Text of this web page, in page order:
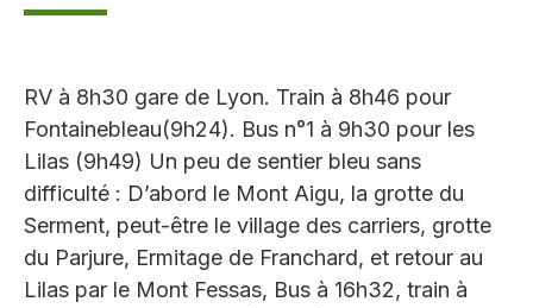
RV à 8h30 gare de Lyon. Train à 8h46 pour
Fontainebleau(9h24). Bus n°1 à 9h30 pour les
Lilas (9h49) Un peu de sentier bleu sans
difficulté : D’abord le Mont Aigu, la grotte du
Serment, peut-être le village des carriers, grotte
du Parjure, Ermitage de Franchard, et retour au
Lilas par le Mont Fessas, Bus à 16h32, train à